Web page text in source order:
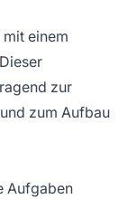
einem
zur
zum Aufbau
Aufgaben